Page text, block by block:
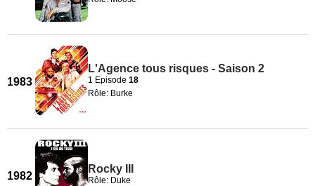
1983
L'Agence tous risques - Saison 2
1 Episode 18
Rôle: Burke
1982
Rocky III
Rôle: Duke